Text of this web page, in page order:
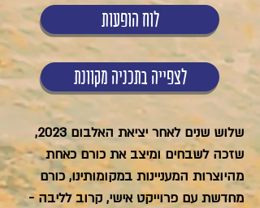
לוח הופעות
לצפייה בתכניה מקוונת
שלוש שנים לאחר יציאת האלבום 2023,
שזכה לשבחים ומיצב את כורם כאחת
מהיוצרות המעניינות במקומותינו, כורם
מחדשת עם פרוייקט אישי, קרוב לליבה -